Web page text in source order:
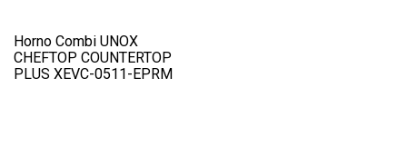
Horno Combi UNOX
CHEFTOP COUNTERTOP
PLUS XEVC-0511-EPRM